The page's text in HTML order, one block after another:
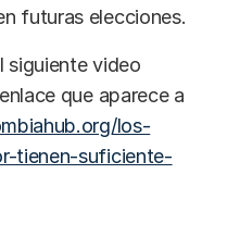
futuras elecciones.
siguiente video
que aparece a
los-
tienen-suficiente-